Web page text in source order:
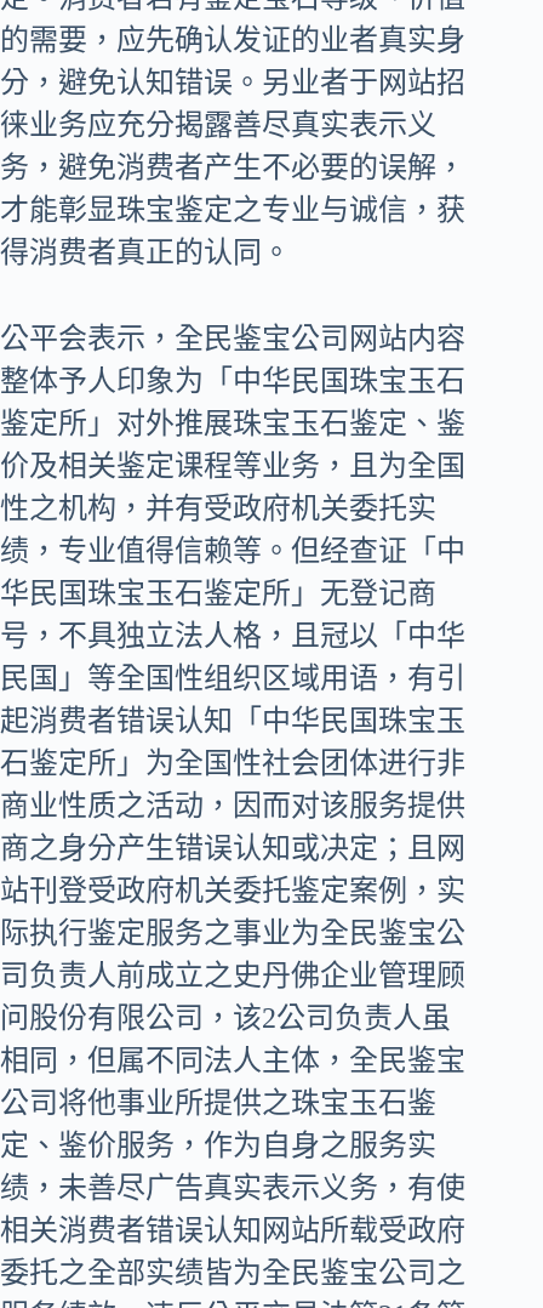
的需要，应先确认发证的业者真实身
分，避免认知错误。另业者于网站招
徕业务应充分揭露善尽真实表示义
务，避免消费者产生不必要的误解，
才能彰显珠宝鉴定之专业与诚信，获
得消费者真正的认同。
公平会表示，全民鉴宝公司网站内容
整体予人印象为「中华民国珠宝玉石
鉴定所」对外推展珠宝玉石鉴定、鉴
价及相关鉴定课程等业务，且为全国
性之机构，并有受政府机关委托实
绩，专业值得信赖等。但经查证「中
华民国珠宝玉石鉴定所」无登记商
号，不具独立法人格，且冠以「中华
民国」等全国性组织区域用语，有引
起消费者错误认知「中华民国珠宝玉
石鉴定所」为全国性社会团体进行非
商业性质之活动，因而对该服务提供
商之身分产生错误认知或决定；且网
站刊登受政府机关委托鉴定案例，实
际执行鉴定服务之事业为全民鉴宝公
司负责人前成立之史丹佛企业管理顾
问股份有限公司，该2公司负责人虽
相同，但属不同法人主体，全民鉴宝
公司将他事业所提供之珠宝玉石鉴
定、鉴价服务，作为自身之服务实
绩，未善尽广告真实表示义务，有使
相关消费者错误认知网站所载受政府
委托之全部实绩皆为全民鉴宝公司之